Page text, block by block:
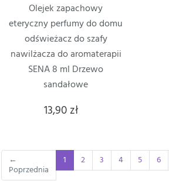
Olejek zapachowy
eteryczny perfumy do domu
odświeżacz do szafy
nawilżacza do aromaterapii
SENA 8 ml Drzewo
sandałowe
13,90 zł
←
Poprzednia
1 (current)
2 3 4 5 6